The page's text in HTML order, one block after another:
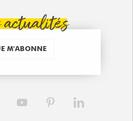
actualités
M'ABONNE